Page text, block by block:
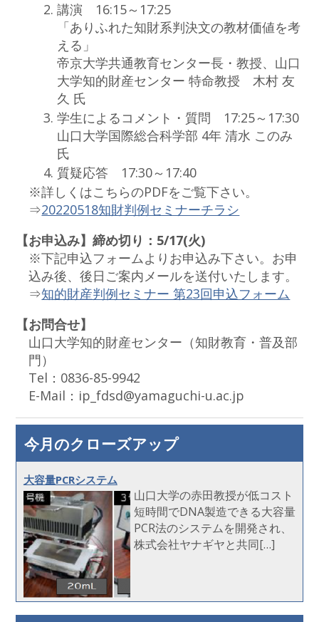
講演 16:15～17:25
「ありふれた知財系判決文の教材価値を考
える」
帝京大学共通教育センター長・教授、山口
大学知的財産センター 特命教授 木村 友
久 氏
学生によるコメント・質問 17:25～17:30
山口大学国際総合科学部 4年 清水 このみ
氏
質疑応答 17:30～17:40
※詳しくはこちらのPDFをご覧下さい。
⇒20220518知財判例セミナーチラシ
【お申込み】締め切り：5/17(火)
※下記申込フォームよりお申込み下さい。お申
込み後、後日ご案内メールを送付いたします。
⇒知的財産判例セミナー 第23回申込フォーム
【お問合せ】
山口大学知的財産センター（知財教育・普及部
門）
Tel：0836-85-9942
E-Mail：ip_fdsd@yamaguchi-u.ac.jp
今月のクローズアップ
大容量PCRシステム
山口大学の赤田教授が低コスト
短時間でDNA製造できる大容量
PCR法のシステムを開発され、
株式会社ヤナギヤと共同[…]